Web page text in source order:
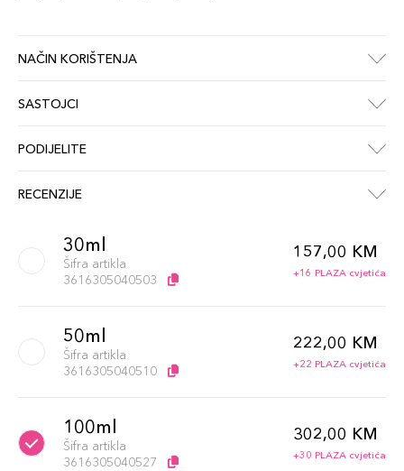
NAČIN KORIŠTENJA
SASTOJCI
PODIJELITE
RECENZIJE
30ml
Šifra artikla
3616305040503
157,00 KM
+16 PLAZA cvjetića
50ml
Šifra artikla
3616305040510
222,00 KM
+22 PLAZA cvjetića
100ml
Šifra artikla
3616305040527
302,00 KM
+30 PLAZA cvjetića